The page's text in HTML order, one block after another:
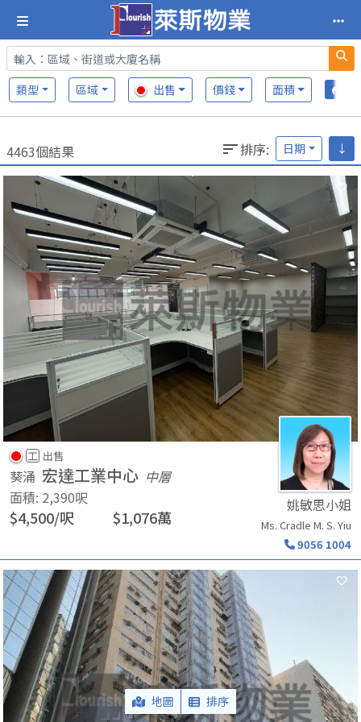
類型 區域 出售 價錢 面積
4463個結果 排序: 日期 ↓
工 出售
葵涌 宏達工業中心 中層
面積: 2,390呎
$4,500/呎 $1,076萬
姚敏思小姐
Ms. Cradle M. S. Yiu
9056 1004
地圖 排序